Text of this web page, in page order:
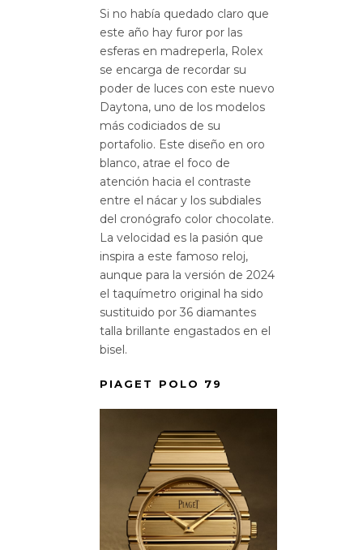
Si no había quedado claro que
este año hay furor por las
esferas en madreperla, Rolex
se encarga de recordar su
poder de luces con este nuevo
Daytona, uno de los modelos
más codiciados de su
portafolio. Este diseño en oro
blanco, atrae el foco de
atención hacia el contraste
entre el nácar y los subdiales
del cronógrafo color chocolate.
La velocidad es la pasión que
inspira a este famoso reloj,
aunque para la versión de 2024
el taquímetro original ha sido
sustituido por 36 diamantes
talla brillante engastados en el
bisel.
PIAGET POLO 79